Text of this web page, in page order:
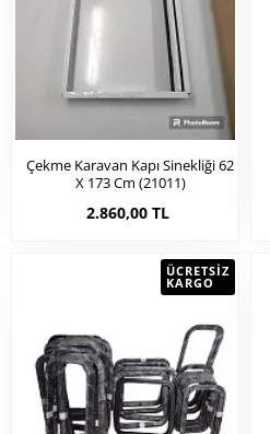
Çekme Karavan Kapı Sinekliği 62
X 173 Cm (21011)
2.860,00 TL
ÜCRETSIZ
KARGO